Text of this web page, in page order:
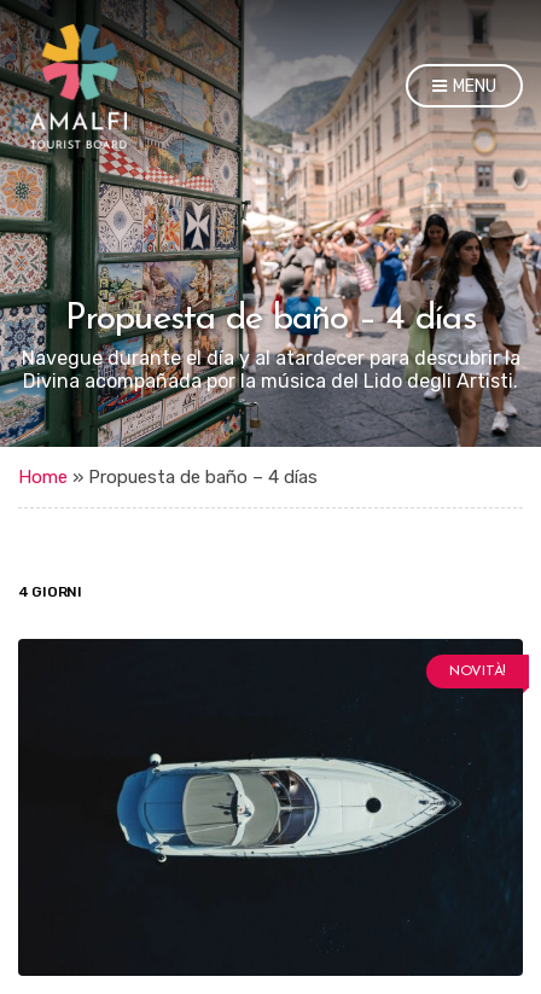
MENU
Propuesta de baño – 4 días
Navegue durante el día y al atardecer para descubrir la
Divina acompañada por la música del Lido degli Artisti.
Home » Propuesta de baño – 4 días
4 GIORNI
NOVITÀ!